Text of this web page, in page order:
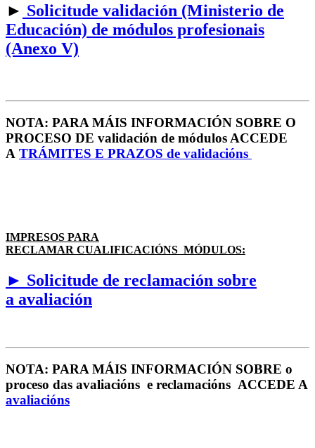
► Solicitude validación (Ministerio de
Educación) de módulos profesionais
(Anexo V)
NOTA: PARA MÁIS INFORMACIÓN SOBRE O
PROCESO DE validación de módulos ACCEDE
A TRÁMITES E PRAZOS de validacións
IMPRESOS PARA
RECLAMAR CUALIFICACIÓNS MÓDULOS:
► Solicitude de reclamación sobre
a avaliación
NOTA: PARA MÁIS INFORMACIÓN SOBRE o
proceso das avaliacións e reclamacións ACCEDE A
avaliacións